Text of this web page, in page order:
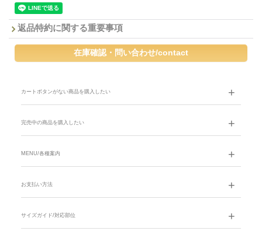
返品特約に関する重要事項
カートボタンがない商品を購入したい
完売中の商品を購入したい
MENU/各種案内
お支払い方法
サイズガイド/対応部位